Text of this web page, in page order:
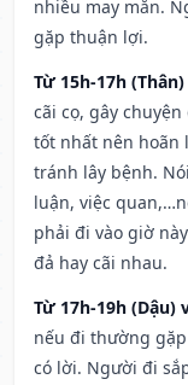
nhiều may mắn.
gặp thuận lợi.
Từ 15h-17h
cãi cọ, gây
tốt nhất nên hoãn
tránh lây bệnh.
luận, việc
phải đi vào giờ
đả hay cãi nhau.
Từ 17h-19h (Dậu)
nếu đi thường
có lời. Người đi